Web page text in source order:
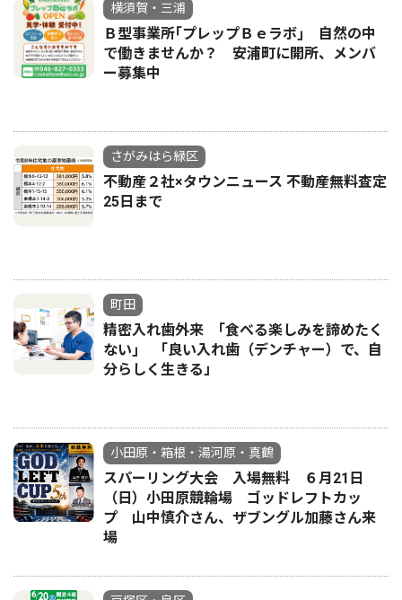
横須賀・三浦
Ｂ型事業所｢プレップＢｅラボ｣ 自然の中
で働きませんか？ 安浦町に開所、メンバ
ー募集中
さがみはら緑区
不動産２社×タウンニュース 不動産無料査定
25日まで
町田
精密入れ歯外来 ｢食べる楽しみを諦めたく
ない｣ 「良い入れ歯（デンチャー）で、自
分らしく生きる」
小田原・箱根・湯河原・真鶴
スパーリング大会 入場無料 ６月21日
（日）小田原競輪場 ゴッドレフトカッ
プ 山中慎介さん、ザブングル加藤さん来
場